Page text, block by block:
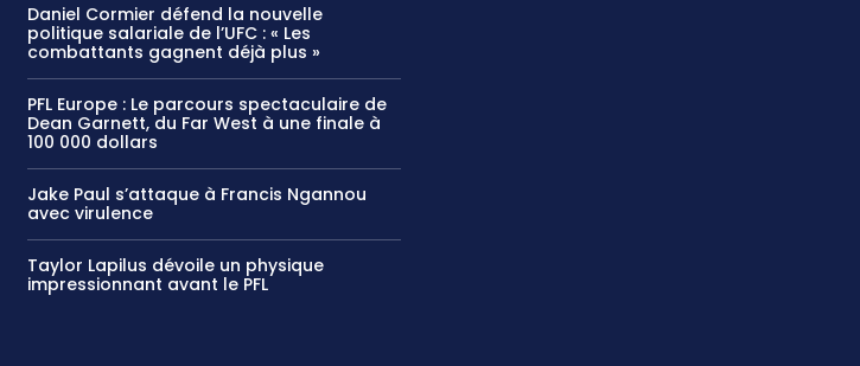
Daniel Cormier défend la nouvelle
politique salariale de l’UFC : « Les
combattants gagnent déjà plus »
PFL Europe : Le parcours spectaculaire de
Dean Garnett, du Far West à une finale à
100 000 dollars
Jake Paul s’attaque à Francis Ngannou
avec virulence
Taylor Lapilus dévoile un physique
impressionnant avant le PFL